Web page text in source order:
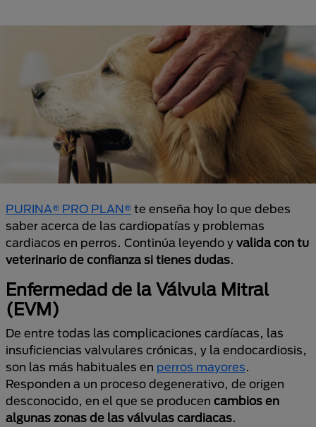
PURINA® PRO PLAN® te enseña hoy lo que debes
saber acerca de las cardiopatías y problemas
cardiacos en perros. Continúa leyendo y valida con tu
veterinario de confianza si tienes dudas.
Enfermedad de la Válvula Mitral
(EVM)
De entre todas las complicaciones cardíacas, las
insuficiencias valvulares crónicas, y la endocardiosis,
son las más habituales en perros mayores.
Responden a un proceso degenerativo, de origen
desconocido, en el que se producen cambios en
algunas zonas de las válvulas cardiacas.